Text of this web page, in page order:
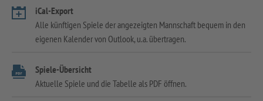
iCal-Export
Alle künftigen Spiele der angezeigten Mannschaft bequem in den
eigenen Kalender von Outlook, u.a. übertragen.
Spiele-Übersicht
Aktuelle Spiele und die Tabelle als PDF öffnen.